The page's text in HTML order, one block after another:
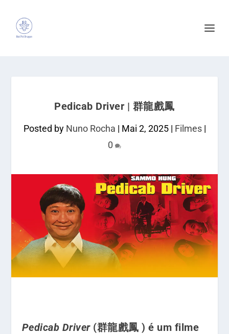
Pedicab Driver | 群龍戲鳳
Posted by Nuno Rocha | Mai 2, 2025| Filmes|
0
Pedicab Driver(群龍戲鳳 ) é um filme